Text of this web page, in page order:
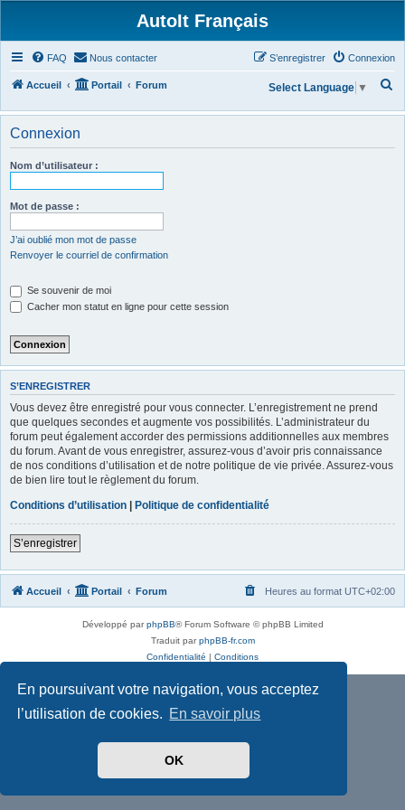
En poursuivant votre navigation, vous acceptez
l’utilisation de cookies. En savoir plus
OK
AutoIt Français
FAQ Nous contacter Connexion
S’enregistrer
Accueil Portail Forum
h
Select Language ▼
Connexion
Nom d’utilisateur :
Mot de passe :
J’ai oublié mon mot de passe
Renvoyer le courriel de confirmation
Se souvenir de moi
Cacher mon statut en ligne pour cette session
S’ENREGISTRER
Vous devez être enregistré pour vous connecter. L’enregistrement ne prend
que quelques secondes et augmente vos possibilités. L’administrateur du
forum peut également accorder des permissions additionnelles aux membres
du forum. Avant de vous enregistrer, assurez-vous d’avoir pris connaissance
de nos conditions d’utilisation et de notre politique de vie privée. Assurez-vous
de bien lire tout le règlement du forum.
Conditions d’utilisation | Politique de confidentialité
S’enregistrer
Accueil Portail Forum Heures au format UTC+02:00
Développé parphpBB® Forum Software © phpBB Limited
Traduit parphpBB-fr.com
Confidentialité | Conditions